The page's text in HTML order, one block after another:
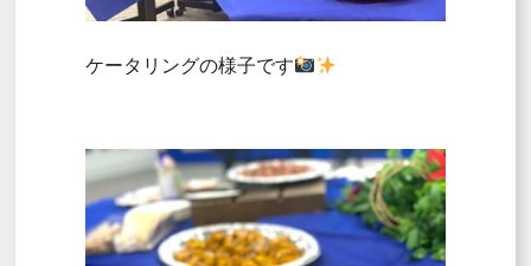
ケータリングの様子です